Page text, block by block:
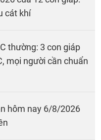
cát khí
thường: 3 con giáp
mọi người cần chuẩn
hôm nay 6/8/2026